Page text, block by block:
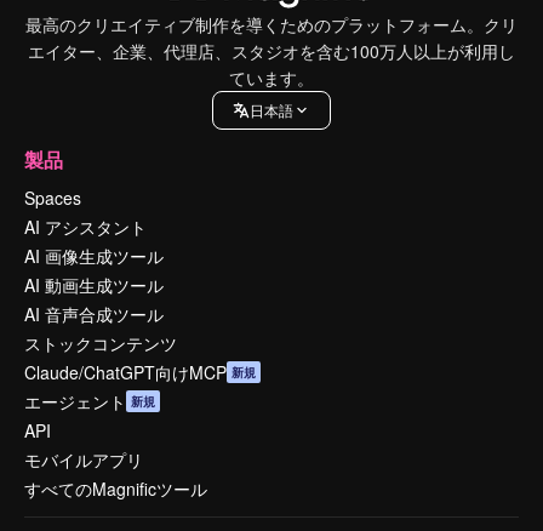
最高のクリエイティブ制作を導くためのプラットフォーム。クリ
エイター、企業、代理店、スタジオを含む100万人以上が利用し
ています。
日本語
製品
Spaces
AI アシスタント
AI 画像生成ツール
AI 動画生成ツール
AI 音声合成ツール
ストックコンテンツ
Claude/ChatGPT向けMCP 新規
エージェント 新規
API
モバイルアプリ
すべてのMagnificツール